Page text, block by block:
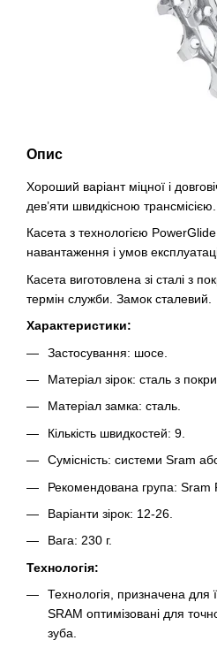
Опис
Хороший варіант міцної і
дев’яти швидкісною
Касета з технологією
навантаження і умов
Касета виготовлена зі сталі з
термін служби. Замок сталевий.
Характеристики:
Застосування: шосе.
Матеріал зірок: сталь з
Матеріал замка: сталь.
Кількість швидкостей: 9.
Сумісність: системи Sram
Рекомендована група:
Варіанти зірок: 12-26.
Вага: 230 г.
Технологія:
Технологія, призначена для
SRAM оптимізовані для
зуба.